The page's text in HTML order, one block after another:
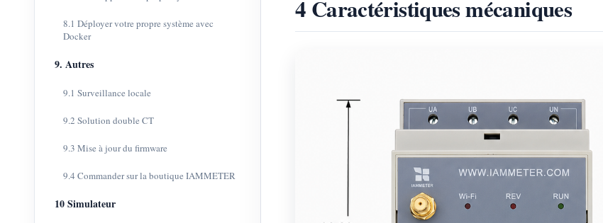
8.1 Déployer votre propre système avec
Docker
9. Autres
9.1 Surveillance locale
9.2 Solution double CT
9.3 Mise à jour du firmware
9.4 Commander sur la boutique IAMMETER
10 Simulateur
4 Caractéristiques mécaniques